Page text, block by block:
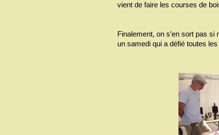
vient de faire les courses de
Finalement, on s’en sort pas
un samedi qui a défié toutes